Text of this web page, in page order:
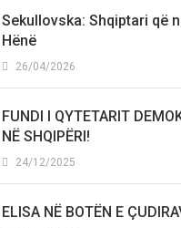
Sekullovska: Shqiptari që
Hënë
26/04/2026
FUNDI I QYTETARIT
NË SHQIPËRI!
24/12/2025
ELISA NË BOTËN E